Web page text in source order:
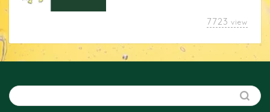
7723 view
カメラレンズ
YouTube